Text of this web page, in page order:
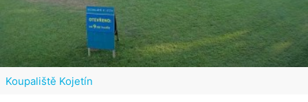
Koupaliště Kojetín